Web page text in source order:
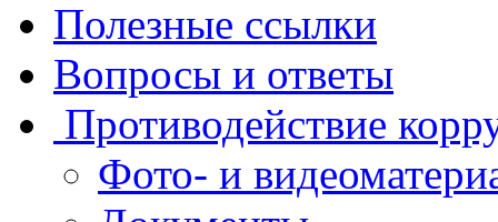
Полезные ссылки
Вопросы и ответы
Противодействие
Фото- и